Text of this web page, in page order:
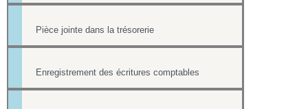
Pièce jointe dans la trésorerie
Enregistrement des écritures comptables